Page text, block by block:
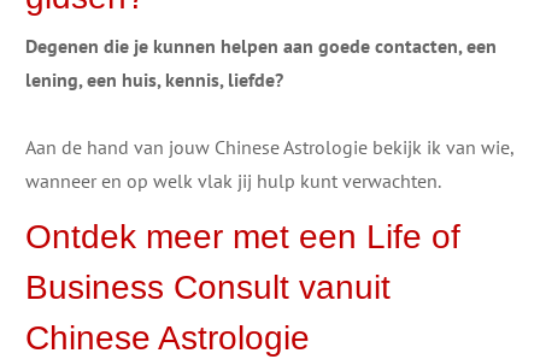
Degenen die je kunnen helpen aan goede contacten, een
lening, een huis, kennis, liefde?
​Aan de hand van jouw Chinese Astrologie bekijk ik van wie,
wanneer en op welk vlak jij hulp kunt verwachten.
​​Ontdek ​meer met een Life of
Business Consult vanuit
Chinese Astrologie